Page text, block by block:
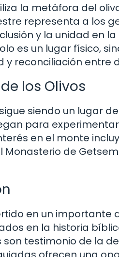
la metáfora del
representa a los
y la unidad en
es un lugar físico,
reconciliación entre
los Olivos
siendo un lugar
para
en el monte
Monasterio de
en un
en la historia
testimonio de la